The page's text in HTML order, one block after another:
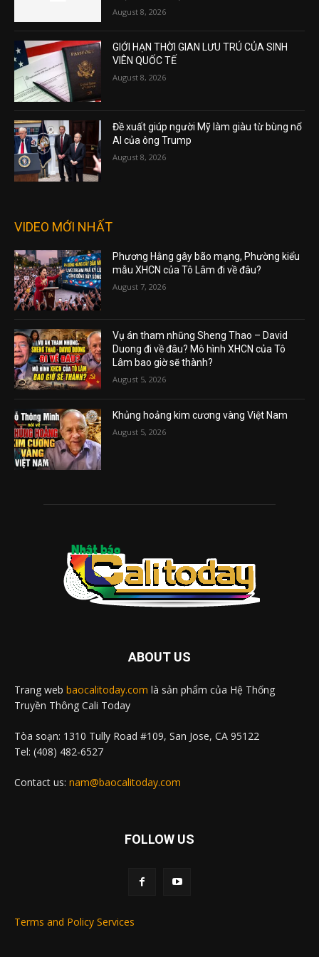
August 8, 2026
GIỚI HẠN THỜI GIAN LƯU TRÚ CỦA SINH
VIÊN QUỐC TẾ
August 8, 2026
Đề xuất giúp người Mỹ làm giàu từ bùng nổ
AI của ông Trump
August 8, 2026
VIDEO MỚI NHẤT
Phương Hằng gây bão mạng, Phường kiểu
mẫu XHCN của Tô Lâm đi về đâu?
August 7, 2026
Vụ án tham nhũng Sheng Thao – David
Duong đi về đâu? Mô hình XHCN của Tô
Lâm bao giờ sẽ thành?
August 5, 2026
Khủng hoảng kim cương vàng Việt Nam
August 5, 2026
ABOUT US
Trang web baocalitoday.com là sản phẩm của Hệ Thống
Truyền Thông Cali Today
Tòa soạn: 1310 Tully Road #109, San Jose, CA 95122
Tel: (408) 482-6527
Contact us: nam@baocalitoday.com
FOLLOW US
Terms and Policy Services